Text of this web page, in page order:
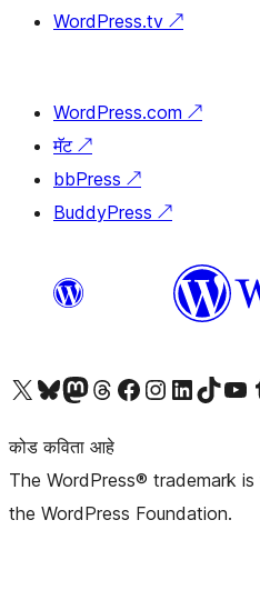
WordPress.tv ↗
WordPress.com ↗
मॅट ↗
bbPress ↗
BuddyPress ↗
आमच्या X (एक्स) (पूर्वीचे ट्विटर) खात्याला भेट द्या आमच्या ब्लूस्की खात्याला भेट द्या.आमच्या Mastodon खात्याला भेट द्या.आमच्या थ्रेड्स खात्याला भेट द्या. आमच्या फेसबुक पेजला भेट द्या आमच्या इंस्टाग्राम खात्याला भेट द्या आमच्या लिंक्डइन खात्याला भेट द्या आमच्या टिकटॉक अकाउंटला भेट द्या.आमच्या यूट्यूब चॅनेलला भेट द्या आमच्या
कोड कविता आहे
The WordPress® trademark
the WordPress Foundation.